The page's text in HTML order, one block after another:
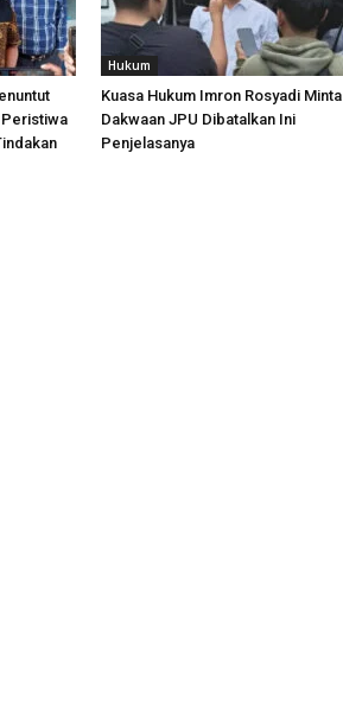
Peristiwa
Hukum
Kuasa Hukum Imron Rosyadi Minta
Dakwaan JPU Dibatalkan Ini
Penjelasanya